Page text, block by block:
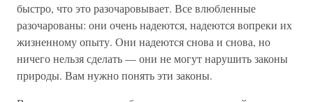
быстро, что это разочаровывает. Все влюбленные
разочарованы: они очень надеются, надеются вопреки их
жизненному опыту. Они надеются снова и снова, но
ничего нельзя сделать — они не могут нарушить законы
природы. Вам нужно понять эти законы.